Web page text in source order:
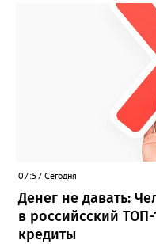
улыбок»; загрузить
одного человека, пары,
одном кадре; отметить
связанных с историей
добавить подписи к
из них, указать контакты
проекта», - говорится в
может быть семейной, а
визуального архива
пригласить на итоговую
«Карту улыбок», которую
опубликовать в
получат все, кто улыбнулся.
07:57 Сегодня
Денег не давать:
в российсский
кредиты